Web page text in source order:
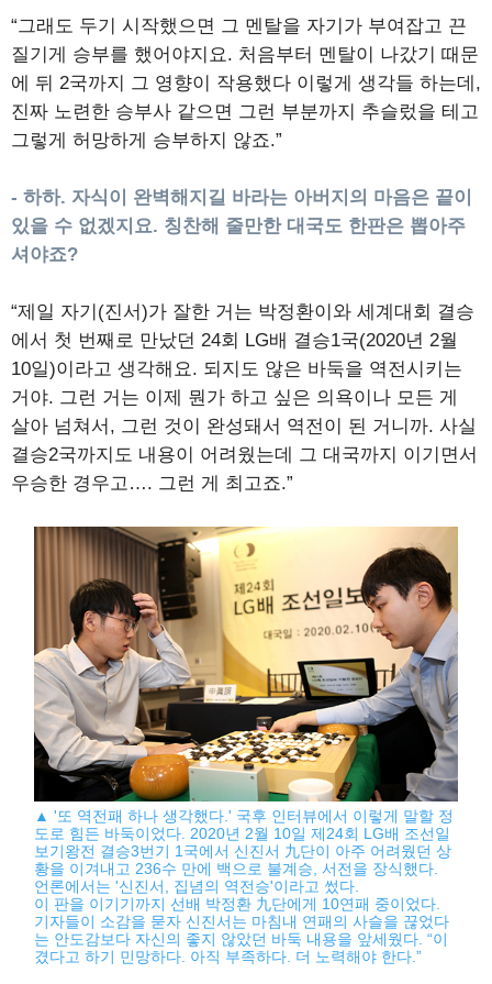
“그래도 두기 시작했으면 그 멘탈을 자기가 부여잡고 끈
질기게 승부를 했어야지요. 처음부터 멘탈이 나갔기 때문
에 뒤 2국까지 그 영향이 작용했다 이렇게 생각들 하는데,
진짜 노련한 승부사 같으면 그런 부분까지 추슬렀을 테고
그렇게 허망하게 승부하지 않죠.”
- 하하. 자식이 완벽해지길 바라는 아버지의 마음은 끝이
있을 수 없겠지요. 칭찬해 줄만한 대국도 한판은 뽑아주
셔야죠?
“제일 자기(진서)가 잘한 거는 박정환이와 세계대회 결승
에서 첫 번째로 만났던 24회 LG배 결승1국(2020년 2월
10일)이라고 생각해요. 되지도 않은 바둑을 역전시키는
거야. 그런 거는 이제 뭔가 하고 싶은 의욕이나 모든 게
살아 넘쳐서, 그런 것이 완성돼서 역전이 된 거니까. 사실
결승2국까지도 내용이 어려웠는데 그 대국까지 이기면서
우승한 경우고…. 그런 게 최고죠.”
▲ '또 역전패 하나 생각했다.' 국후 인터뷰에서 이렇게 말할 정
도로 힘든 바둑이었다. 2020년 2월 10일 제24회 LG배 조선일
보기왕전 결승3번기 1국에서 신진서 九단이 아주 어려웠던 상
황을 이겨내고 236수 만에 백으로 불계승, 서전을 장식했다.
언론에서는 '신진서, 집념의 역전승'이라고 썼다.
이 판을 이기기까지 선배 박정환 九단에게 10연패 중이었다.
기자들이 소감을 묻자 신진서는 마침내 연패의 사슬을 끊었다
는 안도감보다 자신의 좋지 않았던 바둑 내용을 앞세웠다. “이
겼다고 하기 민망하다. 아직 부족하다. 더 노력해야 한다.”